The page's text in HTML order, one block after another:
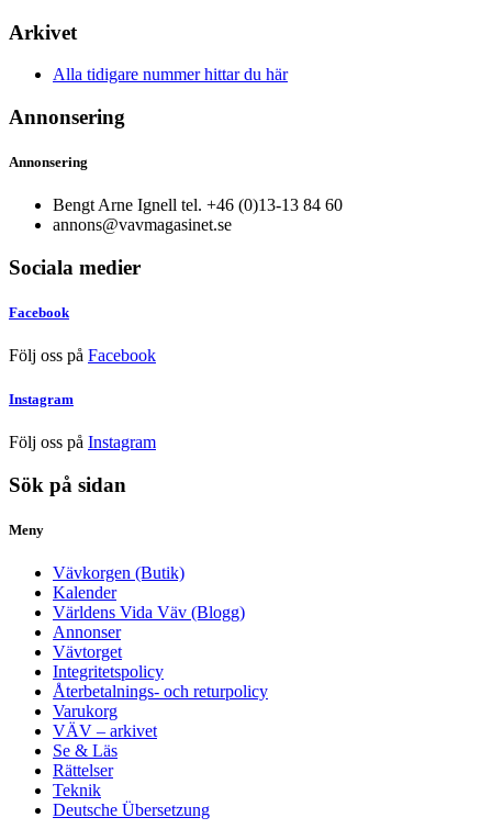
Arkivet
Alla tidigare nummer hittar du här
Annonsering
Annonsering
Bengt Arne Ignell tel. +46 (0)13-13 84 60
annons@vavmagasinet.se
Sociala medier
Facebook
Följ oss på Facebook
Instagram
Följ oss på Instagram
Sök på sidan
Meny
Vävkorgen (Butik)
Kalender
Världens Vida Väv (Blogg)
Annonser
Vävtorget
Integritetspolicy
Återbetalnings- och returpolicy
Varukorg
VÄV – arkivet
Se & Läs
Rättelser
Teknik
Deutsche Übersetzung